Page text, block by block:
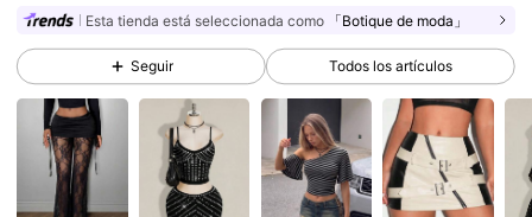
4,84 1.8M Seguidores
1.8M Seguidores
Esta tienda está seleccionada como 「Botique de moda」
Seguir Todos los artículos